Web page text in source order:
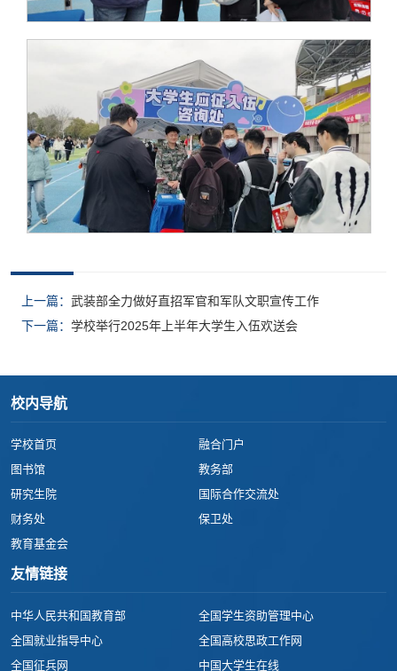
上一篇： 武装部全力做好直招军官和军队文职宣传工作
下一篇： 学校举行2025年上半年大学生入伍欢送会
校内导航
学校首页
融合门户
图书馆
教务部
研究生院
国际合作交流处
财务处
保卫处
教育基金会
友情链接
中华人民共和国教育部
全国学生资助管理中心
全国就业指导中心
全国高校思政工作网
全国征兵网
中国大学生在线